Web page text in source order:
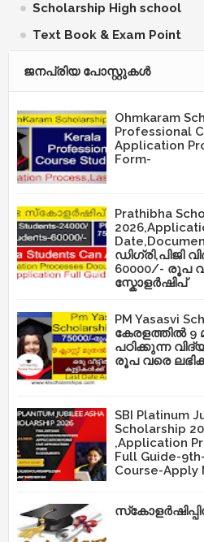
Scholarship High school
Text Book & Exam Point
ജനപ്രിയ പോസ്റ്റുകള്‍‌
Ohmkaram
Professional
Application
Form-
Prathibha
ഡിഗ്രി,പിജി
60000/- രൂപ
സ്കോളർഷിപ്
PM Yasasvi
കേരളത്തിൽ
പഠിക്കുന്ന
രൂപ വരെ
SBI Platinum
Scholarship
,Application
Full Guide-9th-
Course-Apply